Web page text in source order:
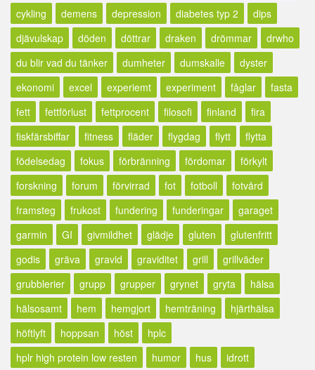
cykling
demens depression diabetes typ 2
dips
djävulskap
döden döttrar draken drömmar
drwho
du blir vad du tänker
dumheter dumskalle
dyster
ekonomi
excel experiemt experiment fåglar
fasta
fett
fettförlust fettprocent filosofi finland
fira
fiskfärsbiffar
fitness fläder flygdag flytt
flytta
födelsedag
fokus förbränning fördomar
förkylt
forskning
forum förvirrad fot fotboll
fotvård
framsteg
frukost fundering funderingar
garaget
garmin
GI givmildhet glädje gluten
glutenfritt
godis
gräva gravid graviditet grill
grillväder
grubblerier
grupp grupper grynet gryta
hälsa
hälsosamt
hem hemgjort hemträning
hjärthälsa
höftlyft
hoppsan höst
hplc
hplr high protein low resten
humor hus
idrott